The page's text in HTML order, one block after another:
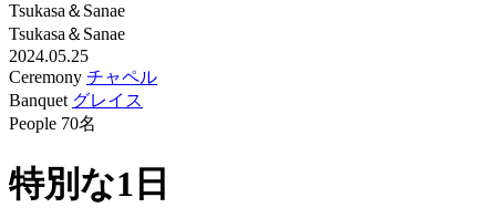
Tsukasa＆Sanae
Tsukasa＆Sanae
2024.05.25
Ceremony チャペル
Banquet グレイス
People 70名
特別な1日